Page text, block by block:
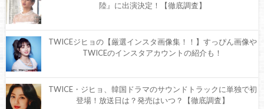
陸』に出演決定！【徹底調査】
TWICEジヒョの【厳選インスタ画像集！！】すっぴん画像や
TWICEのインスタアカウントの紹介も！
TWICE・ジヒョ、韓国ドラマのサウンドトラックに単独で初
登場！放送日は？発売はいつ？【徹底調査】